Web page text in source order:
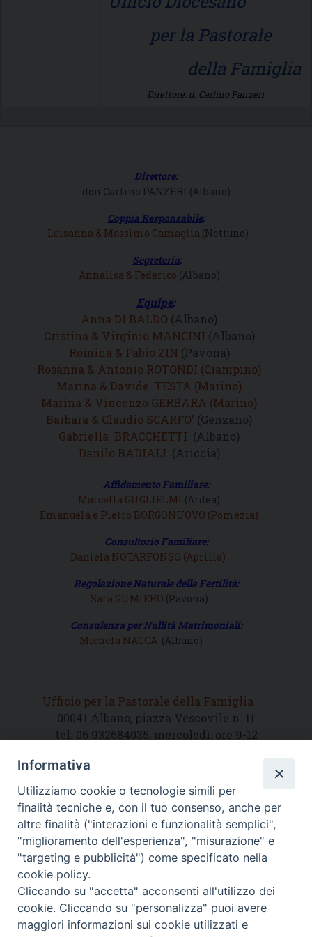
per la Pastorale
della Famiglia
Direttore: d. Carlino Panzeri
Direttore:
don Carlino PANZERI (Albano)
Coppia Responsabile:
Luisanna & Massimo Camaglia (Nettuno)
Segreteria:
Annalisa & Federico (Albano)
Equipe:
Anna DI BALDO (Albano)
Cristina & Virginio MANCINI (Albano)
Romina & Fabio ZIN (Pavona)
Rosanna & Antonio ROTONDI (Ciampino)
Marina & Davide TESTA (Marino)
Marina & Vincenzo GERBARA (Marino)
Barbara & Claudio SCARFO' (Genzano)
Gabriella BRACCHETTI (Albano)
Danilo BADIALI (Ariccia)
Affidamento Familiare:
Marcella GUGLIELMI (Ardea)
Emanuela e Pietro BORGONUOVO (Pomezia)
Consultorio Familiare:
Daniela NOTARFONSO (Aprilia)
Regolazione Naturale della Fertilità:
Sara GUMIERO (Pavona)
Consulenza per Nullità Matrimoniali:
Michela NACCA (Albano)
Ufficio per la Pastorale della Famiglia
00041 Albano, piazza Vescovile n. 11
tel. 06 932684035; mercoledì: ore 9-12
DIOCESI SUBURBICARIA DI ALBANO
Contatti:Tel.: 06.93268401 - Fax.: 06.9323844
E-mail:curia@diocesidialbano.it
Orari: dal Lunedì al Venerdì Ore: 9:00 - 13:00
Lunedì, Mercoledì e Venerdì, Ore 9:30 - 12:30
Informativa
Utilizziamo cookie o tecnologie simili per
finalità tecniche e, con il tuo consenso, anche per
altre finalità ("interazioni e funzionalità semplici",
"miglioramento dell'esperienza", "misurazione" e
"targeting e pubblicità") come specificato nella
cookie policy.
Cliccando su "accetta" acconsenti all'utilizzo dei
cookie. Cliccando su "personalizza" puoi avere
maggiori informazioni sui cookie utilizzati e